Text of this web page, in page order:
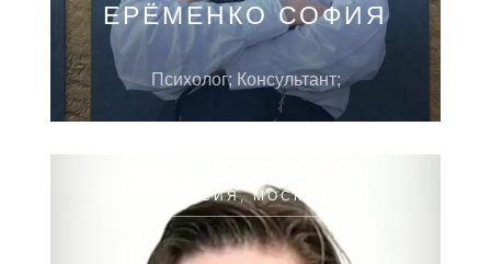
ЕРЁМЕНКО СОФИЯ
Психолог; Консультант;
РОССИЯ, МОСКВА